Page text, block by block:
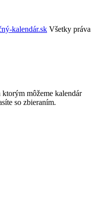
kalendár.sk Všetky práva
ktorým môžeme kalendár
so zbieraním.